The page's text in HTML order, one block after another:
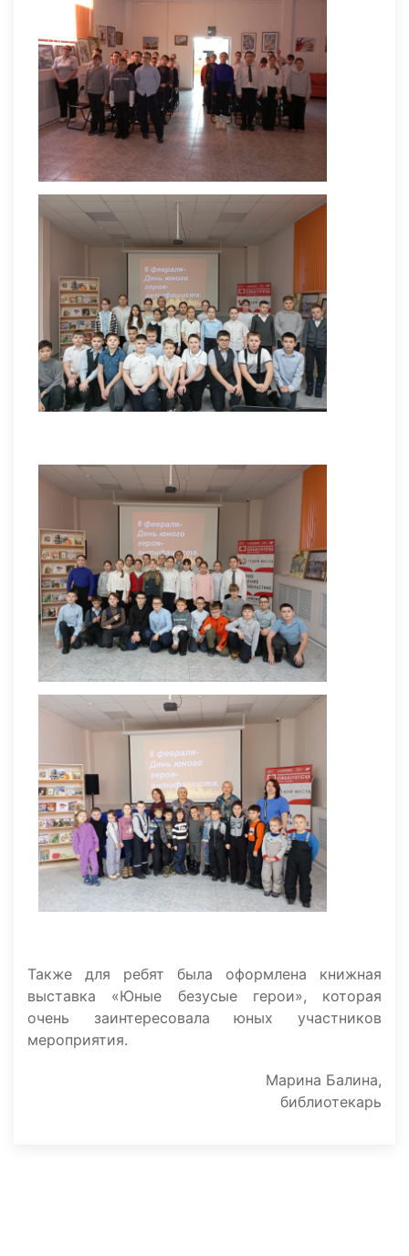
Также для ребят была оформлена книжная
выставка «Юные безусые герои», которая
очень заинтересовала юных участников
мероприятия.
Марина Балина,
библиотекарь